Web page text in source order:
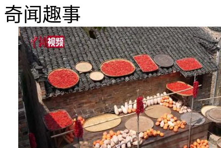
奇闻趣事